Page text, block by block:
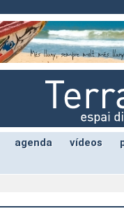
agenda vídeos